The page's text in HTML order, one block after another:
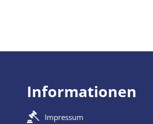
Informationen
Impressum